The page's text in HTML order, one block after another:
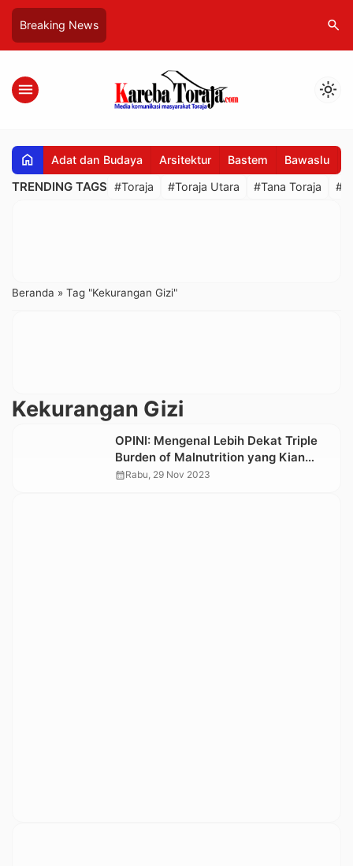
Breaking News search
menu light_mode
home Adat dan Budaya Arsitektur Bastem Bawaslu
TRENDING TAGS #Toraja #Toraja Utara #Tana Toraja
Beranda » Tag "Kekurangan Gizi"
Kekurangan Gizi
OPINI: Mengenal Lebih Dekat Triple
Burden of Malnutrition yang Kian
Mengkhawatirkan
calendar_monthRabu, 29 Nov 2023